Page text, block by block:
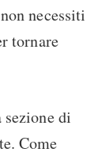
necessiti
tornare
sezione di
Come